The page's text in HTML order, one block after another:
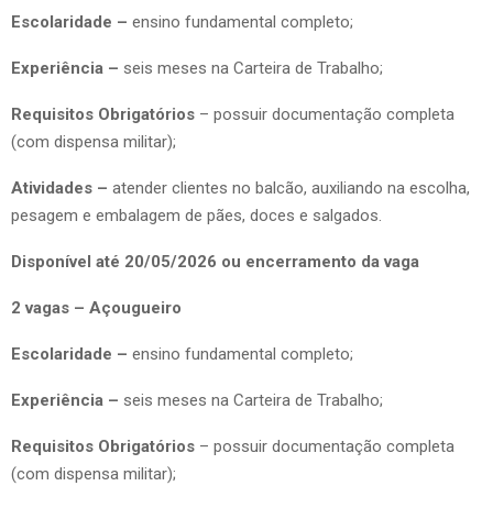
Escolaridade – ensino fundamental completo;
Experiência – seis meses na Carteira de Trabalho;
Requisitos Obrigatórios – possuir documentação completa
(com dispensa militar);
Atividades – atender clientes no balcão, auxiliando na escolha,
pesagem e embalagem de pães, doces e salgados.
Disponível até 20/05/2026 ou encerramento da vaga
2 vagas – Açougueiro
Escolaridade – ensino fundamental completo;
Experiência – seis meses na Carteira de Trabalho;
Requisitos Obrigatórios – possuir documentação completa
(com dispensa militar);